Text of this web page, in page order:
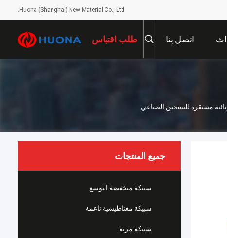
Huona (Shanghai) New Material Co., Ltd.
اتصل بنا طلب اقتباس
جميع المنتجات
سبيكة منخفضة التوسع
سبيكة مغناطيسية ناعمة
سبيكة مرنة